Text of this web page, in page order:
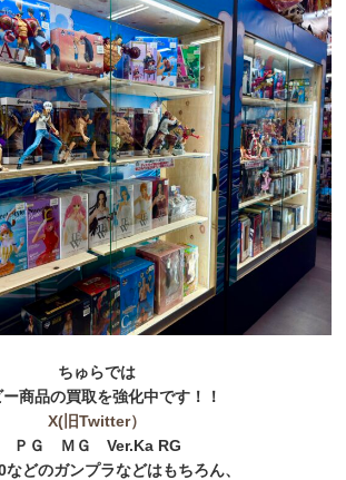
ちゅらでは
商品の買取を強化中です！！
X(旧Twitter）
ＰＧ ＭＧ Ver.Ka RG
などのガンプラなどはもちろん、